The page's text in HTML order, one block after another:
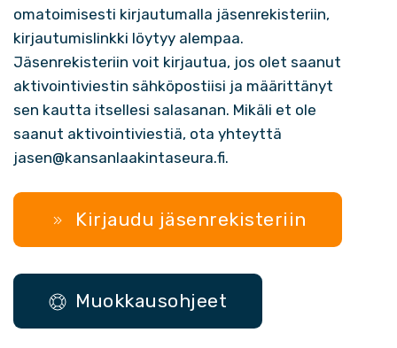
omatoimisesti kirjautumalla jäsenrekisteriin,
kirjautumislinkki löytyy alempaa.
Jäsenrekisteriin voit kirjautua, jos olet saanut
aktivointiviestin sähköpostiisi ja määrittänyt
sen kautta itsellesi salasanan. Mikäli et ole
saanut aktivointiviestiä, ota yhteyttä
jasen@kansanlaakintaseura.fi.
Kirjaudu jäsenrekisteriin
Muokkausohjeet